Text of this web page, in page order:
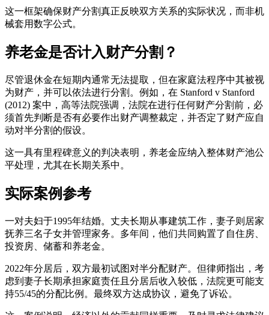
这一框架确保财产分割真正反映双方关系的实际状况，而非机
械套用数字公式。
养老金是否计入财产分割？
尽管退休金在短期内通常无法提取，但在家庭法程序中其被视
为财产，并可以依法进行分割。例如，在 Stanford v Stanford
(2012) 案中，高等法院强调，法院在进行任何财产分割前，必
须首先判断是否有必要作出财产调整裁定，并否定了财产应自
动对半分割的假设。
这一具有里程碑意义的判决表明，养老金应纳入整体财产池公
平处理，尤其在长期关系中。
实际案例参考
一对夫妇于1995年结婚。丈夫长期从事建筑工作，妻子则居家
抚养三名子女并管理家务。多年间，他们共同购置了自住房、
投资房、储蓄和养老金。
2022年分居后，双方最初试图对半分配财产。但律师指出，考
虑到妻子长期承担家庭责任且分居后收入较低，法院更可能支
持55/45的分配比例。最终双方达成协议，避免了诉讼。